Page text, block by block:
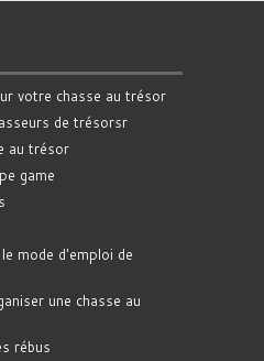
votre chasse au trésor
de trésorsr
au trésor
game
mode d'emploi de
une chasse au
rébus